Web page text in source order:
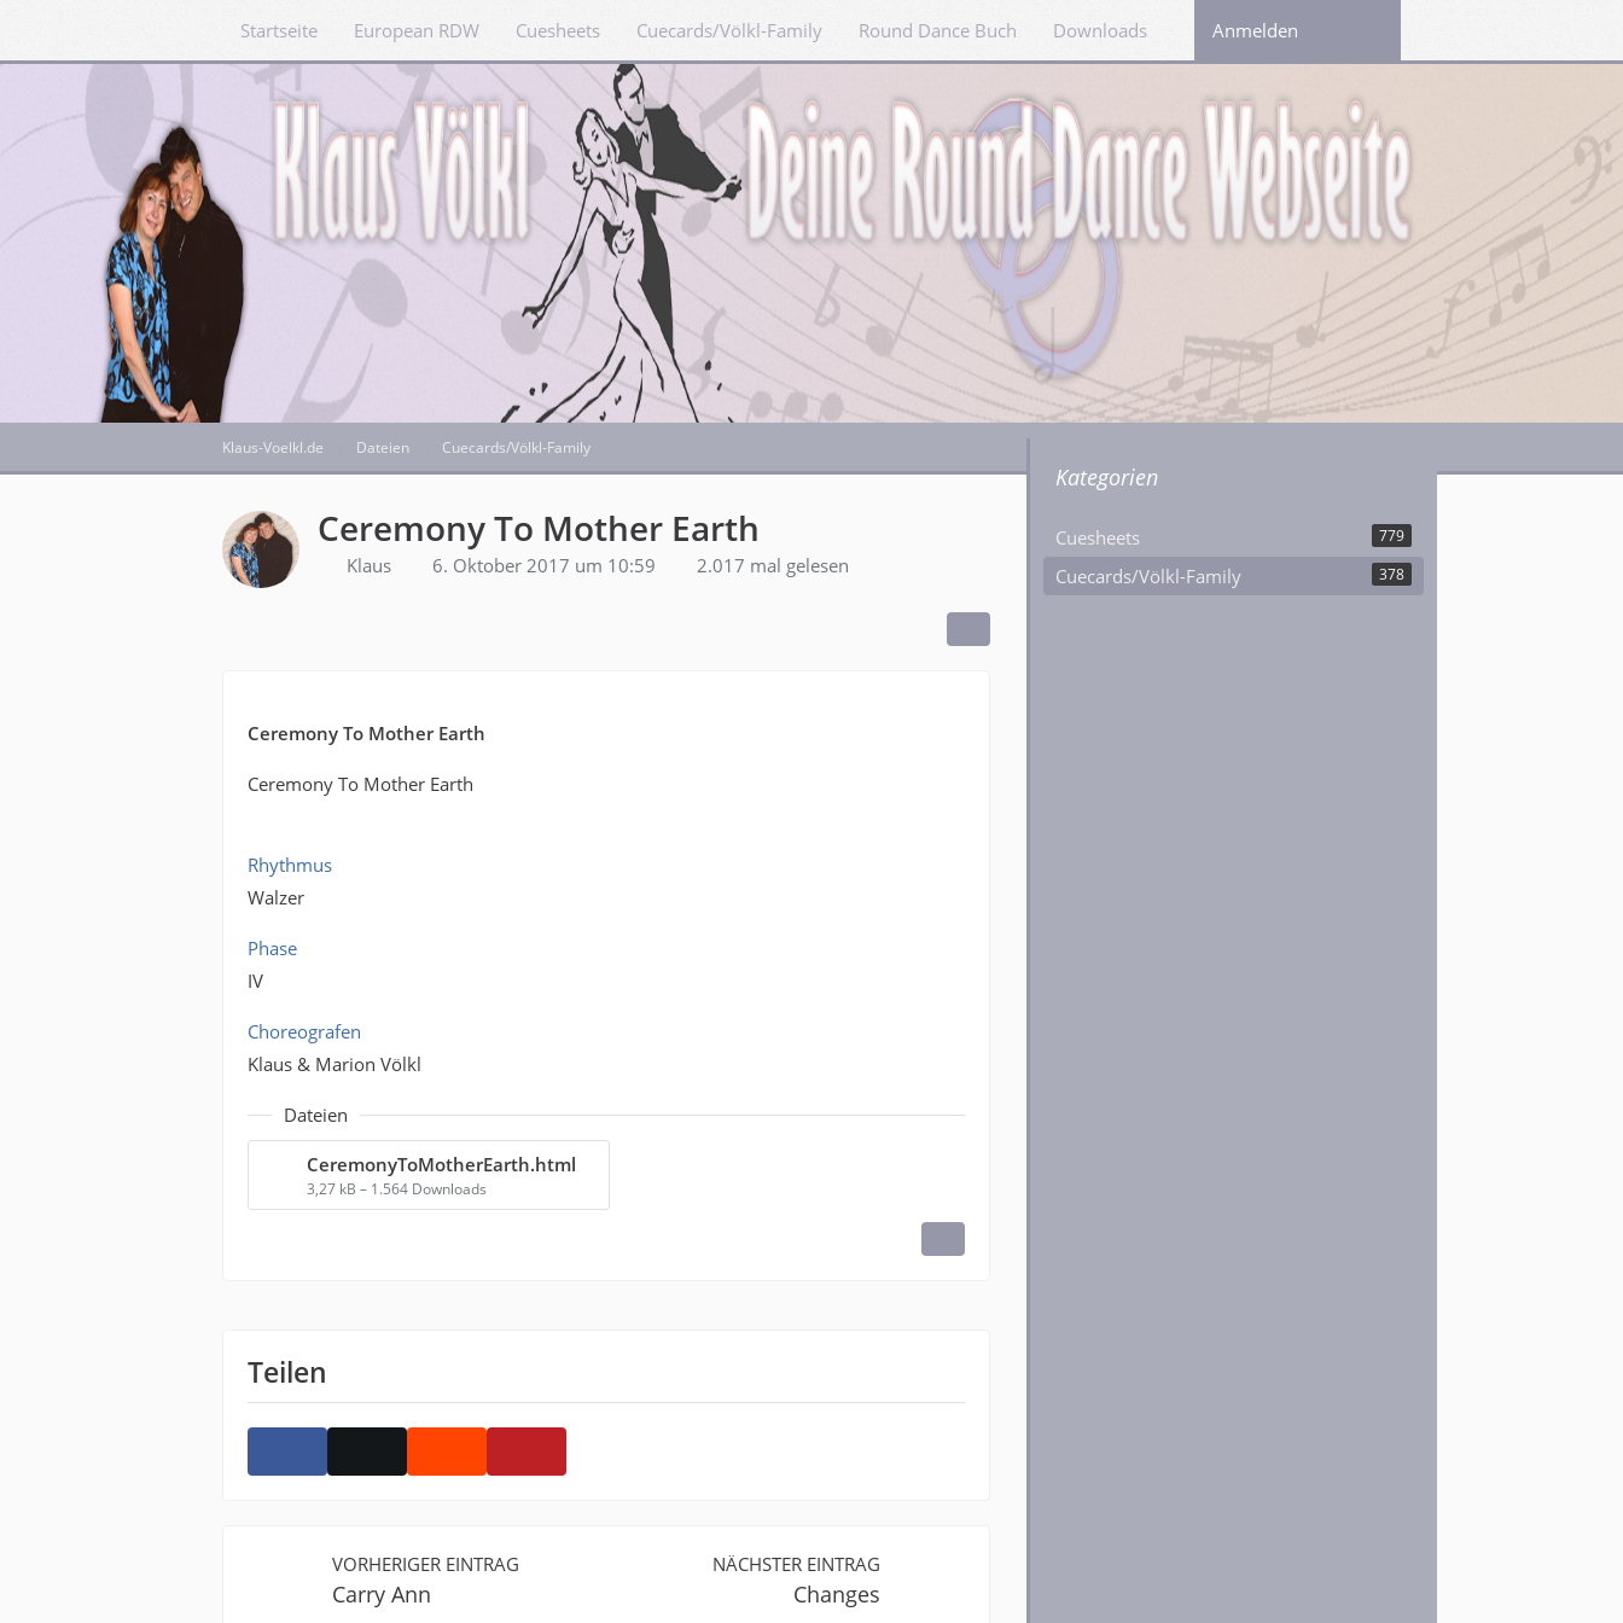
Startseite European RDW Cuesheets Cuecards/Völkl-Family Round Dance Buch Downloads LinksAnmelden
Klaus-Voelkl.de Dateien Cuecards/Völkl-Family
Ceremony To Mother Earth
Klaus 6. Oktober 2017 um 10:59 2.017 mal gelesen
Ceremony To Mother Earth
Ceremony To Mother Earth
Rhythmus
Walzer
Phase
IV
Choreografen
Klaus & Marion Völkl
Dateien
CeremonyToMotherEarth.html
3,27 kB – 1.564 Downloads
Teilen
VORHERIGER EINTRAG
Carry Ann
NÄCHSTER EINTRAG
Changes
Kategorien
Cuesheets 779
Cuecards/Völkl-Family 378